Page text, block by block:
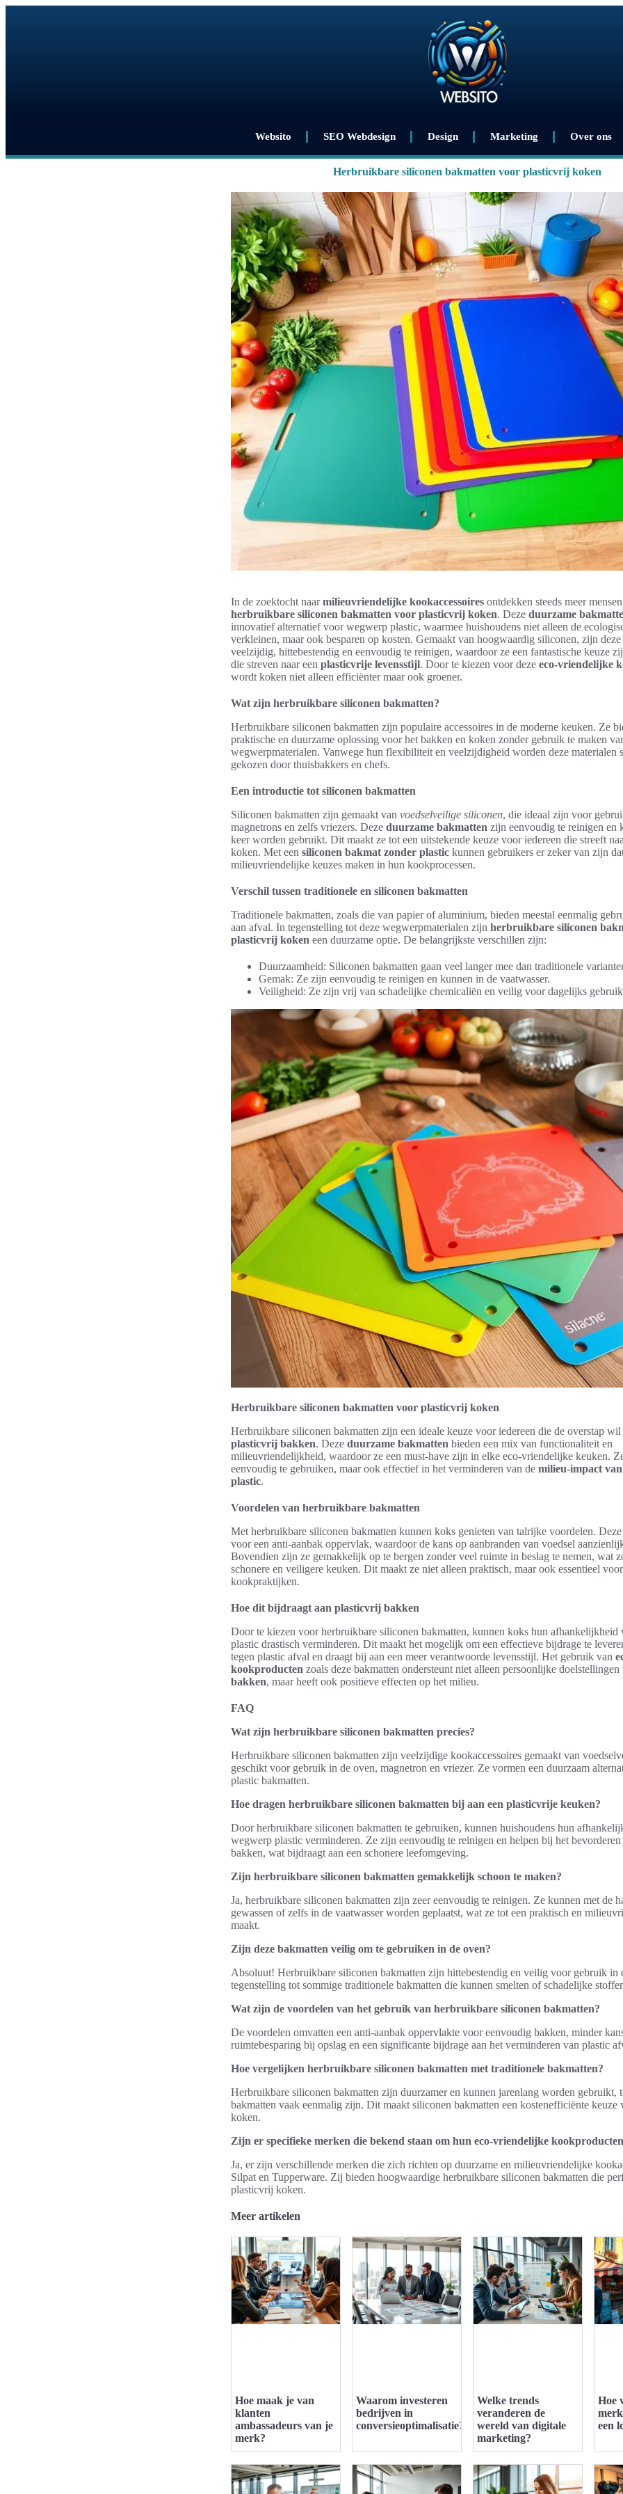
Websito SEO Webdesign Design Marketing Over ons
Herbruikbare siliconen bakmatten voor plasticvrij koken
In de zoektocht naarmilieuvriendelijke kookaccessoires ontdekken steeds meer
herbruikbare siliconen bakmatten voor plasticvrij koken. Deze duurzame
innovatief alternatief voor wegwerp plastic, waarmee huishoudens niet alleen de
verkleinen, maar ook besparen op kosten. Gemaakt van hoogwaardig siliconen, zijn
veelzijdig, hittebestendig en eenvoudig te reinigen, waardoor ze een fantastische keuze
die streven naar een plasticvrije levensstijl. Door te kiezen voor deze eco-vriendelijke
wordt koken niet alleen efficiënter maar ook groener.
Wat zijn herbruikbare siliconen bakmatten?
Herbruikbare siliconen bakmatten zijn populaire accessoires in de moderne keuken. Ze
praktische en duurzame oplossing voor het bakken en koken zonder gebruik te maken
wegwerpmaterialen. Vanwege hun flexibiliteit en veelzijdigheid worden deze materialen
gekozen door thuisbakkers en chefs.
Een introductie tot siliconen bakmatten
Siliconen bakmatten zijn gemaakt van voedselveilige siliconen, die ideaal zijn voor
magnetrons en zelfs vriezers. Deze duurzame bakmatten zijn eenvoudig te reinigen en
keer worden gebruikt. Dit maakt ze tot een uitstekende keuze voor iedereen die streeft
koken. Met een siliconen bakmat zonder plastic kunnen gebruikers er zeker van zijn
milieuvriendelijke keuzes maken in hun kookprocessen.
Verschil tussen traditionele en siliconen bakmatten
Traditionele bakmatten, zoals die van papier of aluminium, bieden meestal eenmalig
aan afval. In tegenstelling tot deze wegwerpmaterialen zijn herbruikbare siliconen
plasticvrij koken een duurzame optie. De belangrijkste verschillen zijn:
Duurzaamheid: Siliconen bakmatten gaan veel langer mee dan traditionele
Gemak: Ze zijn eenvoudig te reinigen en kunnen in de vaatwasser.
Veiligheid: Ze zijn vrij van schadelijke chemicaliën en veilig voor dagelijks
Herbruikbare siliconen bakmatten voor plasticvrij koken
Herbruikbare siliconen bakmatten zijn een ideale keuze voor iedereen die de overstap wil
plasticvrij bakken. Deze duurzame bakmatten bieden een mix van functionaliteit en
milieuvriendelijkheid, waardoor ze een must-have zijn in elke eco-vriendelijke keuken.
eenvoudig te gebruiken, maar ook effectief in het verminderen van de milieu-impact
plastic.
Voordelen van herbruikbare bakmatten
Met herbruikbare siliconen bakmatten kunnen koks genieten van talrijke voordelen.
voor een anti-aanbak oppervlak, waardoor de kans op aanbranden van voedsel
Bovendien zijn ze gemakkelijk op te bergen zonder veel ruimte in beslag te nemen, wat
schonere en veiligere keuken. Dit maakt ze niet alleen praktisch, maar ook essentieel
kookpraktijken.
Hoe dit bijdraagt aan plasticvrij bakken
Door te kiezen voor herbruikbare siliconen bakmatten, kunnen koks hun afhankelijkheid
plastic drastisch verminderen. Dit maakt het mogelijk om een effectieve bijdrage te
tegen plastic afval en draagt bij aan een meer verantwoorde levensstijl. Het gebruik van
kookproducten zoals deze bakmatten ondersteunt niet alleen persoonlijke
bakken, maar heeft ook positieve effecten op het milieu.
FAQ
Wat zijn herbruikbare siliconen bakmatten precies?
Herbruikbare siliconen bakmatten zijn veelzijdige kookaccessoires gemaakt van
geschikt voor gebruik in de oven, magnetron en vriezer. Ze vormen een duurzaam
plastic bakmatten.
Hoe dragen herbruikbare siliconen bakmatten bij aan een plasticvrije keuken?
Door herbruikbare siliconen bakmatten te gebruiken, kunnen huishoudens hun
wegwerp plastic verminderen. Ze zijn eenvoudig te reinigen en helpen bij het
bakken, wat bijdraagt aan een schonere leefomgeving.
Zijn herbruikbare siliconen bakmatten gemakkelijk schoon te maken?
Ja, herbruikbare siliconen bakmatten zijn zeer eenvoudig te reinigen. Ze kunnen met de
gewassen of zelfs in de vaatwasser worden geplaatst, wat ze tot een praktisch en
maakt.
Zijn deze bakmatten veilig om te gebruiken in de oven?
Absoluut! Herbruikbare siliconen bakmatten zijn hittebestendig en veilig voor gebruik in
tegenstelling tot sommige traditionele bakmatten die kunnen smelten of schadelijke
Wat zijn de voordelen van het gebruik van herbruikbare siliconen bakmatten?
De voordelen omvatten een anti-aanbak oppervlakte voor eenvoudig bakken, minder
ruimtebesparing bij opslag en een significante bijdrage aan het verminderen van plastic
Hoe vergelijken herbruikbare siliconen bakmatten met traditionele bakmatten?
Herbruikbare siliconen bakmatten zijn duurzamer en kunnen jarenlang worden gebruikt,
bakmatten vaak eenmalig zijn. Dit maakt siliconen bakmatten een kostenefficiënte
koken.
Zijn er specifieke merken die bekend staan om hun eco-vriendelijke
Ja, er zijn verschillende merken die zich richten op duurzame en milieuvriendelijke
Silpat en Tupperware. Zij bieden hoogwaardige herbruikbare siliconen bakmatten die
plasticvrij koken.
Meer artikelen
Hoe maak je van
klanten
ambassadeurs van je
merk?
Waarom investeren
bedrijven in
conversieoptimalisatie?
Welke trends
veranderen de
wereld van digitale
marketing?
Hoe
een